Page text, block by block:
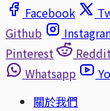
Facebook
Github
Pinterest
Reddit
Whatsapp
關於我們